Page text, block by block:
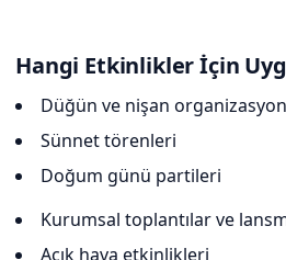
Hangi Etkinlikler İçin
Düğün ve nişan
Sünnet törenleri
Doğum günü partileri
Kurumsal toplantılar ve
Açık hava etkinlikleri